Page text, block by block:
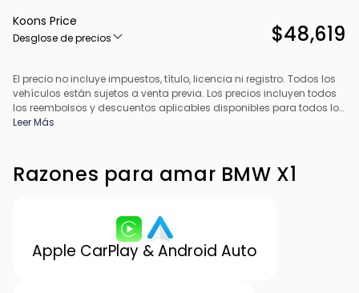
Koons Price
Desglose de precios $48,619
El precio no incluye impuestos, título, licencia ni registro. Todos los
vehículos están sujetos a venta previa. Los precios incluyen todos
los reembolsos y descuentos aplicables disponibles para todos los
consumidores; pueden aplicarse reembolsos adicionales. Es
de procesamiento del concesionario. El precio real del
concesionario puede variar.
Leer Más
Razones para amar BMW X1
Apple CarPlay & Android Auto